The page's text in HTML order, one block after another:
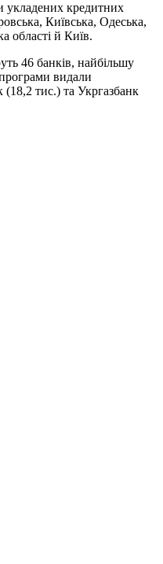
укладених кредитних
Київська, Одеська,
області й Київ.
46 банків, найбільшу
програми видали
тис.) та Укргазбанк